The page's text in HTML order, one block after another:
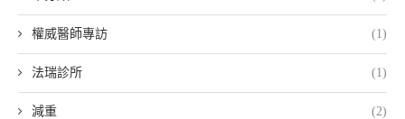
權威醫師專訪 (1)
法瑞診所 (1)
減重 (2)